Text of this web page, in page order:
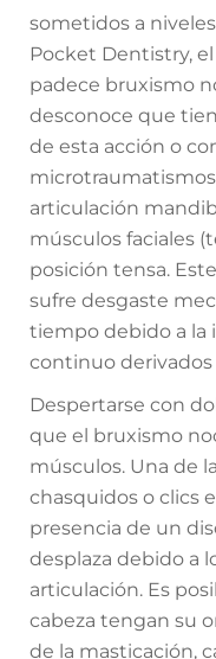
sometidos a
Pocket Dentistry,
padece bruxismo
desconoce que
de esta acción o
articulación
músculos faciales
posición tensa.
sufre desgaste
tiempo debido a la
continuo
Despertarse con
que el bruxismo
músculos. Una de
chasquidos o clics
presencia de un
desplaza debido a
articulación. Es
cabeza tengan su
de la masticación,